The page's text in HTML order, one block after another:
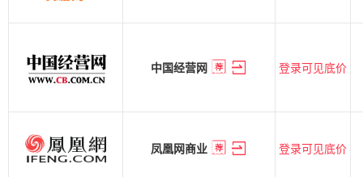
中国经营网 登录可见底价
凤凰网商业 登录可见底价